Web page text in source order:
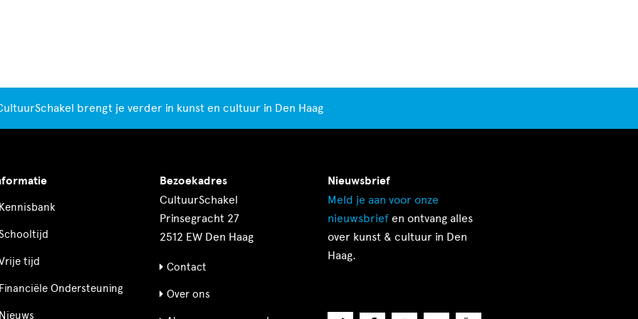
brengt je verder in kunst en cultuur in Den Haag
tijd
Ondersteuning
Bezoekadres
CultuurSchakel
Prinsegracht 27
2512 EW Den Haag
Contact
Over ons
Nieuwsbrief
Meld je aan voor onze
nieuwsbrief en ontvang alles
over kunst & cultuur in Den
Haag.